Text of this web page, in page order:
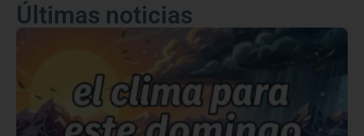
Últimas noticias